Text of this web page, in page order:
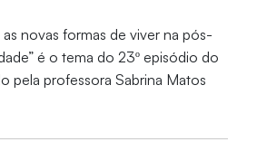
as novas formas de viver na pós-
é o tema do 23º episódio do
pela professora Sabrina Matos